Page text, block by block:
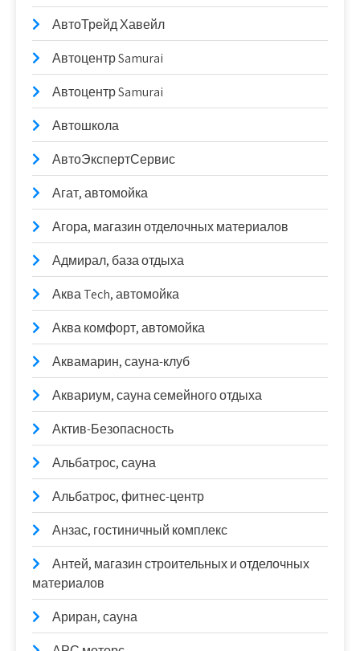
АвтоТрейд Хавейл
Автоцентр Samurai
Автоцентр Samurai
Автошкола
АвтоЭкспертСервис
Агат, автомойка
Агора, магазин отделочных материалов
Адмирал, база отдыха
Аква Tech, автомойка
Аква комфорт, автомойка
Аквамарин, сауна-клуб
Аквариум, сауна семейного отдыха
Актив-Безопасность
Альбатрос, сауна
Альбатрос, фитнес-центр
Анзас, гостиничный комплекс
Антей, магазин строительных и отделочных
материалов
Ариран, сауна